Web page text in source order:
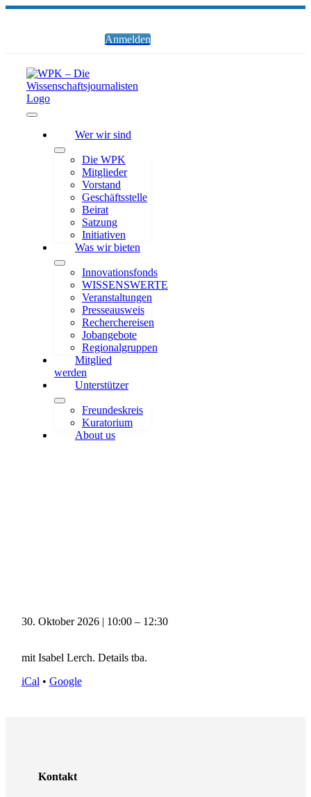
Zum
Anmelden
Navigation
Wer wir sind
Die WPK
Mitglieder
Vorstand
Geschäftsstelle
Beirat
Satzung
Initiativen
Was wir bieten
Innovationsfonds
WISSENSWERTE
Veranstaltungen
Presseausweis
Recherchereisen
Jobangebote
Regionalgruppen
Mitglied
werden
Unterstützer
Freundeskreis
Kuratorium
About us
30. Oktober 2026| 10:00 – 12:30
mit Isabel Lerch. Details tba.
iCal • Google
Kontakt